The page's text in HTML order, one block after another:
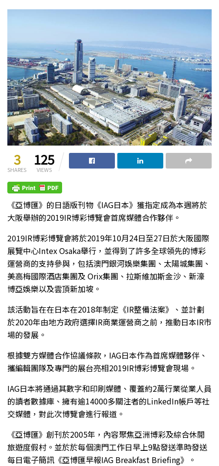
3
SHARES
125
VIEWS
《亞博匯》的日語版刊物《IAG日本》獲指定成為本週將於
大阪舉辦的2019IR博彩博覽會首席媒體合作夥伴。
2019IR博彩博覽會將於2019年10月24日至27日於大阪國際
展覽中心Intex Osaka舉行，並得到了許多全球領先的博彩
運營商的支持參與，包括澳門銀河娛樂集團、太陽城集團、
美高梅國際酒店集團及 Orix集團、拉斯維加斯金沙、新濠
博亞娛樂以及雲頂新加坡。
該活動旨在在日本在2018年制定《IR整備法案》、並計劃
於2020年由地方政府選擇IR商業運營商之前，推動日本IR市
場的發展。
根據雙方媒體合作協議條款，IAG日本作為首席媒體夥伴、
攜編輯團隊及專門的展台亮相2019IR博彩博覽會現場。
IAG日本將通過其數字和印刷媒體、覆蓋約2萬行業從業人員
的讀者數據庫、擁有逾14000多關注者的LinkedIn帳戶等社
交媒體，對此次博覽會進行報道。
《亞博匯》創刊於2005年，內容聚焦亞洲博彩及綜合休閒
旅遊度假村。並於於每個澳門工作日早上9點發送準時發送
每日電子簡訊《亞博匯早報IAG Breakfast Briefing》。